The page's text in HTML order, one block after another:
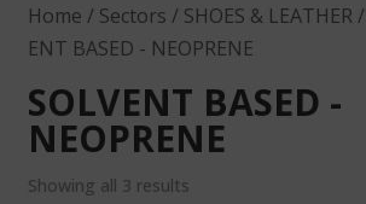
Home / Sectors / SHOES & LEATHER/
ENT BASED - NEOPRENE
SOLVENT BASED -
NEOPRENE
Showing all 3 results